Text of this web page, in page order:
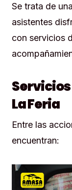
Se trata de
asistentes
con servicios
La Feria
Entre las
encuentran: